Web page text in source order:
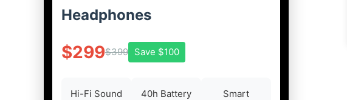
Headphones
$299$399 Save $100
Hi-Fi Sound 40h Battery Smart